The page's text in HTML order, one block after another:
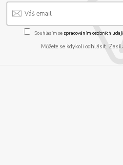
Souhlasím se zpracováním osobních
Můžete se kdykoli odhlásit.